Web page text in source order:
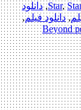
,
,دانلود
,دانلود فیلم,